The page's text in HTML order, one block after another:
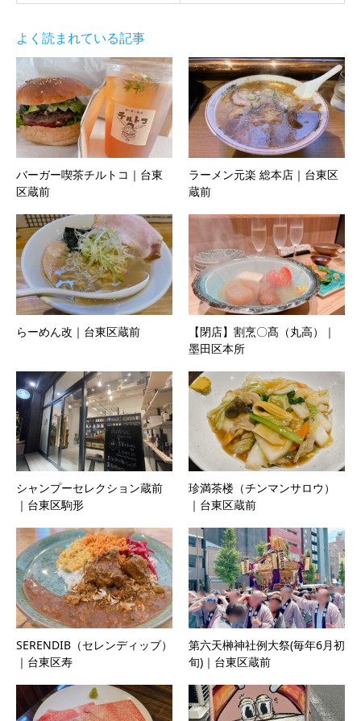
よく読まれている記事
バーガー喫茶チルトコ｜台東
区蔵前
ラーメン元楽 総本店｜台東区
蔵前
らーめん改｜台東区蔵前
【閉店】割烹〇髙（丸高）｜
墨田区本所
シャンプーセレクション蔵前
｜台東区駒形
珍満茶楼（チンマンサロウ）
｜台東区蔵前
SERENDIB（セレンディッブ）
｜台東区寿
第六天榊神社例大祭(毎年6月初
旬)｜台東区蔵前